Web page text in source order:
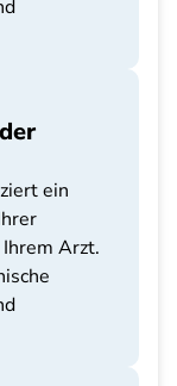
ein
Arzt.